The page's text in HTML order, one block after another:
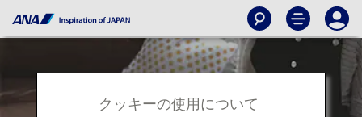
クッキーの使用について